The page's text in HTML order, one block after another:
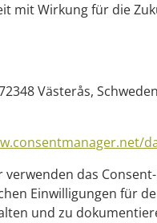
mit Wirkung für die
Västerås,
das
Einwilligungen für
und zu